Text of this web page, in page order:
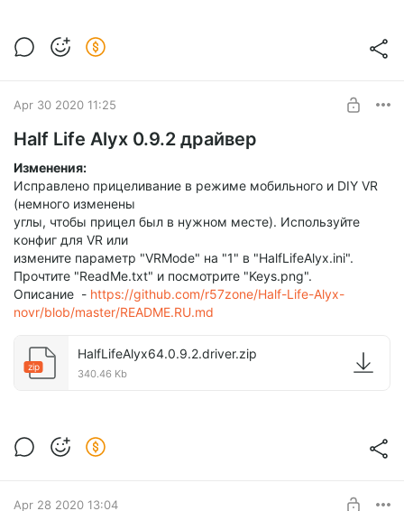
Apr 30 2020 11:25
Half Life Alyx 0.9.2 драйвер
Изменения:
Исправлено прицеливание в режиме мобильного и DIY VR
(немного изменены
углы, чтобы прицел был в нужном месте). Используйте
конфиг для VR или
измените параметр "VRMode" на "1" в "HalfLifeAlyx.ini".
Прочтите "ReadMe.txt" и посмотрите "Keys.png".
Описание - https://github.com/r57zone/Half-Life-Alyx-
novr/blob/master/README.RU.md
zip
HalfLifeAlyx64.0.9.2.driver.zip
340.46 Kb
Apr 28 2020 13:04